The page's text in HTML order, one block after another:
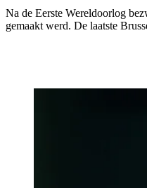
Na de Eerste Wereldoorlog
gemaakt werd. De laatste